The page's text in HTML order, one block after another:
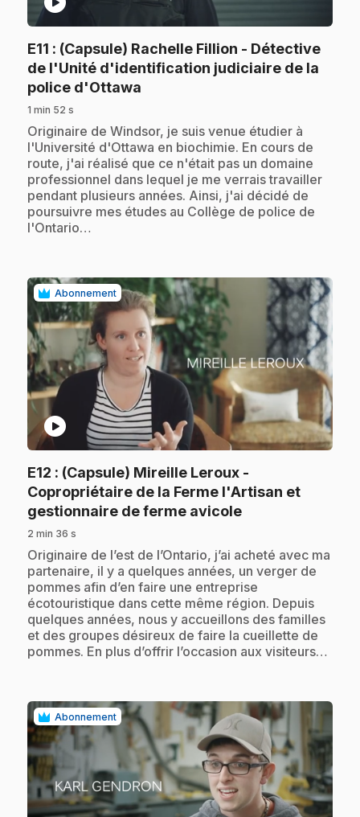
E11 : (Capsule) Rachelle Fillion - Détective
de l'Unité d'identification judiciaire de la
police d'Ottawa
1 min 52 s
.Originaire de Windsor, je suis venue étudier à
l'Université d'Ottawa en biochimie. En cours de
route, j'ai réalisé que ce n'était pas un domaine
professionnel dans lequel je me verrais travailler
pendant plusieurs années. Ainsi, j'ai décidé de
poursuivre mes études au Collège de police de
l'Ontario…
Abonnement
play_circle
E12 : (Capsule) Mireille Leroux -
Copropriétaire de la Ferme l'Artisan et
gestionnaire de ferme avicole.
2 min 36 s
.Originaire de l’est de l’Ontario, j’ai acheté avec ma
partenaire, il y a quelques années, un verger de
pommes afin d’en faire une entreprise
écotouristique dans cette même région. Depuis
quelques années, nous y accueillons des familles
et des groupes désireux de faire la cueillette de
pommes. En plus d’offrir l’occasion aux visiteurs…
Abonnement